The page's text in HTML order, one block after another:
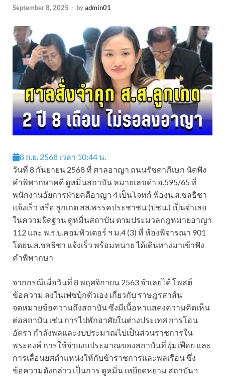
September 8, 2025 - byadmin01
8 ก.ย. 2568 เวลา 10:44 น.
วันที่ 8 กันยายน 2568 ที่ ศาลอาญา ถนนรัชดาภิเษก นัดฟัง
คำพิพากษาคดี ดูหมิ่นสถาบัน หมายเลขดำ อ.595/65 ที่
พนักงานอัยการฝ่ายคดีอาญา 4 เป็นโจทก์ ฟ้องน.ส.ชลธิชา
แจ้งเร็ว หรือ ลูกเกด สส.พรรคประชาชน (ปชน.) เป็นจำเลย
ในความผิดฐาน ดูหมิ่นสถาบัน ตามประมวลกฎหมายอาญา
112 และ พ.ร.บ.คอมพิวเตอร์ ฯ ม.4 (3) ที่ ห้องพิจารณา 901
โดยน.ส.ชลธิชา แจ้งเร็ว พร้อมทนาย ได้เดินทางมาเข้าฟัง
คำพิพากษา
จากกรณีเมื่อวันที่ 8 พฤศจิกายน 2563 จำเลยได้ โพสต์
ข้อความ ลงในเฟซบุ้กตัวเอง เกี่ยวกับ ราษฎรสาส์น
จดหมายข้อความถึงสถาบัน ซึ่งมีเนื้อหาแสดงความคิดเห็น
ต่อสถาบัน เช่น การไปพักอาศัยในต่างประเทศ การโอน
อัตรา กําลังพลและงบประมาณไปเป็นส่วนราชการใน
พระองค์ การใช้จ่ายงบประมาณของสถาบันที่ฟุ่มเฟือย และ
การเลื่อนยศตำแหน่งให้กับข้าราชการและพลเรือน ซึ่ง
ข้อความดังกล่าว เป็นการ ดูหมิ่น เหยียดหยาม สถาบันฯ